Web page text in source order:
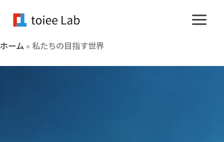
ス
キ
ホーム » 私たちの目指す世界